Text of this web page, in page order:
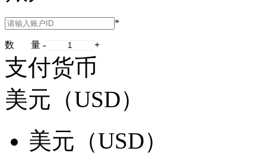
*
数 量 - +
支付货币
美元（USD）
美元（USD）